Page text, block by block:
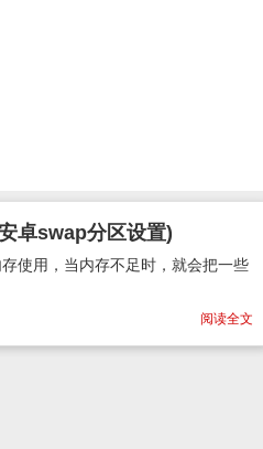
卓swap分区设置)
使用，当内存不足时，就会把一些
阅读全文